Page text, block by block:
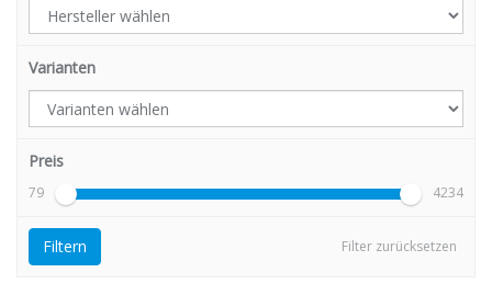
Varianten
Preis
79 4234
Filter zurücksetzen
Filtern